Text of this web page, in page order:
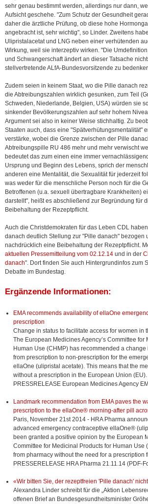
sehr genau bestimmt werden, allerdings nur dann,
Aufsicht geschehe. "Zum Schutz der Gesundheit
daher die ärztliche Prüfung, ob diese hohe
angebracht ist, sehr wichtig", so Linder. Zweitens
Ulipristalacetat und LNG neben einer verhütenden
Wirkung, weil sie interzeptiv wirken. "Die
und Schwangerschaft ändert an dieser Tatsache
stellvertretende ALfA-Bundesvorsitzende zu
Zudem seien in keinem Staat, wo die Pille danach
die Abtreibungszahlen wirklich gesunken, zum Teil
Schweden, Niederlande, Belgien, USA) würden sie
sinkender Bevölkerungszahlen auf sehr hohem
Argument sei also in keiner Weise stichhaltig. Zu
Staaten auch, dass eine "Spätverhütungsmentalität"
verstärke, wobei die Grenze zwischen der Pille
Abtreibungspille RU 486 mehr und mehr verwischt
bedeutet das zum einen eine immer
Ursprung und Beginn des Lebens, sprich der
anderen eine Mentalität, die Sexualität für jederzeit
was weder für die menschliche Person noch für die
Betroffenen (u.a. sexuell übertragbare Krankheiten)
darstellt", heißt es abschließend zur Begründung für
Beibehaltung der Rezeptpflicht.
Auch die Christdemokraten für das Leben CDL
danach deutlich Stellung zur "Pille danach" bezogen
nachdrücklich eine Beibehaltung der Rezeptpflicht.
aktuellen Pressemitteilung vom 02.12.14 und in der
danach". Dort finden Sie auch Hintergrundinfos zum
Debatte im Bundestag.
Ergänzende Informationen:
EMA recommends availability of ellaOne
prescription
Change in status to facilitate access for women in
The European Medicines Agency’s Committee for
Human Use (CHMP) has recommended a
from prescription to non-prescription for the
ellaOne (ulipristal acetate). This means that the
without a prescription in the European Union (EU).
PRESSRELEASE European Medicines Agency
Landmark recommendation from EMA paves the
prescription to the ellaOne® morning-after pill
Paris, November 21st 2014 - HRA Pharma
advanced emergency contraceptive ellaOne®
been granted a positive opinion by the European
Committee for Medicinal Products for Human Use
from pharmacy without the need for a prescription
PRESSERELEASE HRA Pharma 21.11.14 (PDF-
«Wir bitten Sie, der rezeptfreien 'Pille danach'
Alexandra Linder schreibt für die „Aktion
offenen Brief an Bundesgesundheitsminister